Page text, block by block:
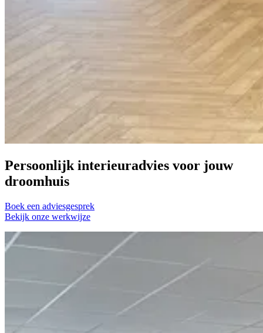
Persoonlijk interieuradvies voor jouw
droomhuis
Boek een adviesgesprek
Bekijk onze werkwijze